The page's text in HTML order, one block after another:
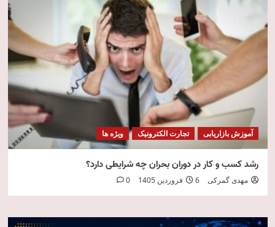
آموزش بازاریابی تجارت الکترونیک ویژه ها
رشد کسب و کار در دوران بحران چه شرایطی دارد؟
مهدی گمرکی 6 فروردین 1405 0